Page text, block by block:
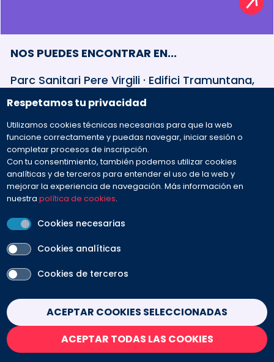
Respetamos tu privacidad
Utilizamos cookies técnicas necesarias para que la web
funcione correctamente y puedas navegar, iniciar sesión o
completar procesos de inscripción.
Con tu consentimiento, también podemos utilizar cookies
analíticas y de terceros para entender el uso de la web y
mejorar la experiencia de navegación. Más información en
nuestrapolítica de cookies.
Cookies necesarias
Cookies analíticas
Cookies de terceros
ACEPTAR COOKIES SELECCIONADAS
ACEPTAR TODAS LAS COOKIES
Withdraw consent
NOS PUEDES ENCONTRAR EN...
Parc Sanitari Pere Virgili · Edifici Tramuntana,
baixos Esteve Terradas, 30 · 08023 Barcelona
932 594 381
Preguntas frecuentes
Envíanos tu mensaje
PEU
SÍGUENOS